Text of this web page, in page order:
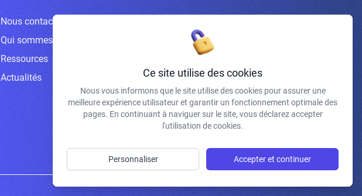
Nous contacter
Qui sommes-nous ?
Ressources
Actualités
J'accepte de recevoir vos e-mails et confirme avoir pris
connaissance de votre politique de confidentialité et
mentions légales.
Ce site utilise des cookies
Nous vous informons que le site utilise des cookies pour assurer une
meilleure expérience utilisateur et garantir un fonctionnement optimale des
pages. En continuant à naviguer sur le site, vous déclarez accepter
l'utilisation de cookies.
Accepter et continuer
Personnaliser